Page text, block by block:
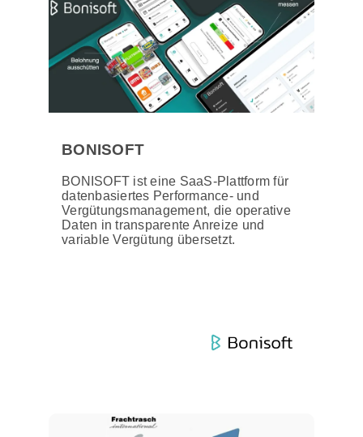
BONISOFT
BONISOFT ist eine SaaS-Plattform für
datenbasiertes Performance- und
Vergütungsmanagement, die operative
Daten in transparente Anreize und
variable Vergütung übersetzt.